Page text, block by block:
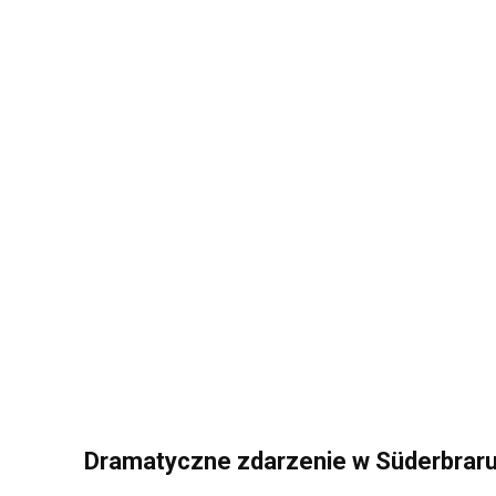
Dramatyczne zdarzenie w